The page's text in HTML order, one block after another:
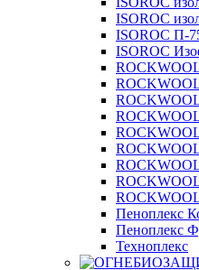
ISOROC
ISOROC П-
ISOROC
ROCKWOOL
ROCKWOOL
ROCKWOOL
ROCKWOOL
ROCKWOOL
Пеноплекс
Пеноплекс
Техноплекс